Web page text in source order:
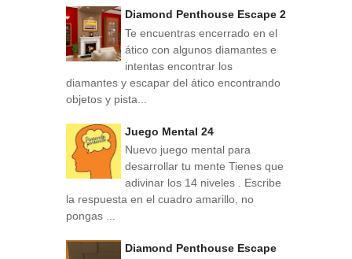
Diamond Penthouse Escape 2
Te encuentras encerrado en el
ático con algunos diamantes e
intentas encontrar los
diamantes y escapar del ático encontrando
objetos y pista...
Juego Mental 24
Nuevo juego mental para
desarrollar tu mente Tienes que
adivinar los 14 niveles . Escribe
la respuesta en el cuadro amarillo, no
pongas ...
Diamond Penthouse Escape